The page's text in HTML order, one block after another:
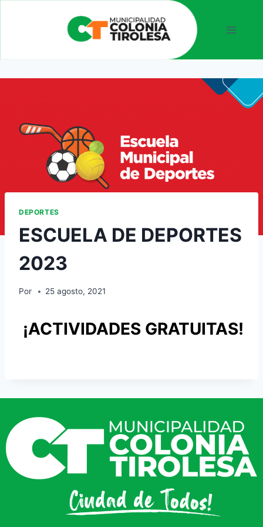
DEPORTES
ESCUELA DE DEPORTES
2023
Por 25 agosto, 2021
¡ACTIVIDADES GRATUITAS!